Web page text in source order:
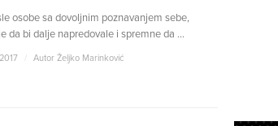
osobe sa dovoljnim poznavanjem sebe,
da bi dalje napredovale i spremne da ...
Autor Željko Marinković